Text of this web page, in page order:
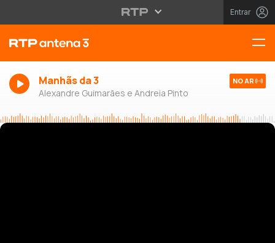
Entrar
Manhãs da 3
Alexandre Guimarães e Andreia Pinto
NO AR